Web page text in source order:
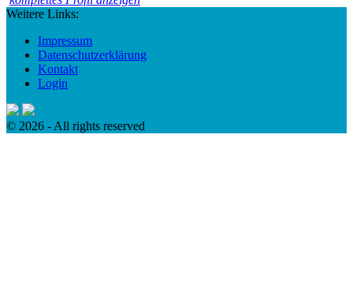
Weitere Links:
Impressum
Datenschutzerklärung
Kontakt
Login
© 2026 - All rights reserved